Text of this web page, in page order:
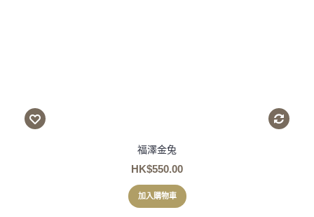
福澤金兔
HK$550.00
加入購物車